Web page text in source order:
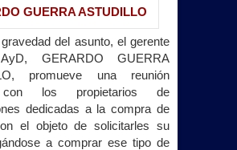
GUERRA ASTUDILLO
del asunto, el gerente
, GERARDO GUERRA
promueve una reunión
con los propietarios de
dedicadas a la compra de
el objeto de solicitarles su
a comprar ese tipo de